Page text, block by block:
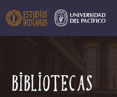
Bibliotecas